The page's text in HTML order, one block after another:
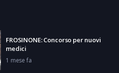
FROSINONE: Concorso per nuovi
medici
1 mese fa